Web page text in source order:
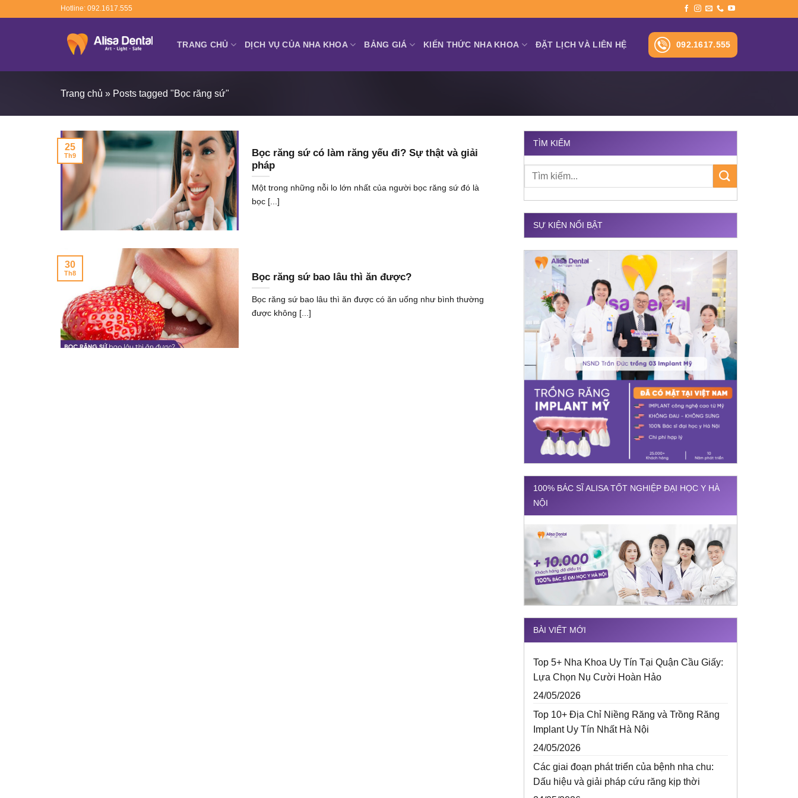
Hotline: 092.1617.555
TRANG CHỦ DỊCH VỤ CỦA NHA KHOA BẢNG GIÁ KIẾN THỨC NHA KHOA ĐẶT LỊCH VÀ LIÊN HỆ 092.1617.555
Trang chủ » Posts tagged "Bọc răng sứ"
Bọc răng sứ có làm răng yếu đi? Sự thật và giải
pháp
Một trong những nỗi lo lớn nhất của người bọc răng sứ đó là
bọc [...]
25
Th9
Bọc răng sứ bao lâu thì ăn được?
Bọc răng sứ bao lâu thì ăn được có ăn uống như bình thường
được không [...]
30
Th8
TÌM KIẾM
SỰ KIỆN NỔI BẬT
100% BÁC SĨ ALISA TỐT NGHIỆP ĐẠI HỌC Y HÀ
NỘI
BÀI VIẾT MỚI
Top 5+ Nha Khoa Uy Tín Tại Quận Cầu Giấy:
Lựa Chọn Nụ Cười Hoàn Hảo
24/05/2026
Top 10+ Địa Chỉ Niềng Răng và Trồng Răng
Implant Uy Tín Nhất Hà Nội
24/05/2026
Các giai đoạn phát triển của bệnh nha chu:
Dấu hiệu và giải pháp cứu răng kịp thời